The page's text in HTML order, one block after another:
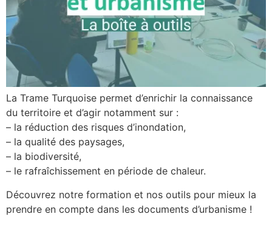
La Trame Turquoise permet d’enrichir la connaissance
du territoire et d’agir notamment sur :
– la réduction des risques d’inondation,
– la qualité des paysages,
– la biodiversité,
– le rafraîchissement en période de chaleur.
Découvrez notre formation et nos outils pour mieux la
prendre en compte dans les documents d’urbanisme !